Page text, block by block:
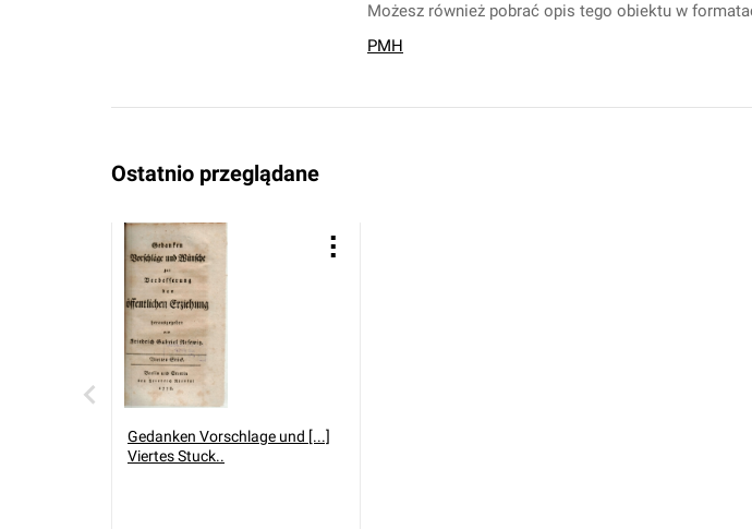
Możesz również pobrać opis tego obiektu w
PMH
Ostatnio przeglądane
Gedanken Vorschlage und [...]
Viertes Stuck..